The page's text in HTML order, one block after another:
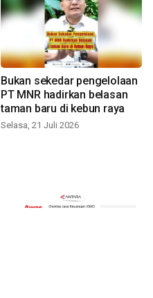
Bukan sekedar pengelolaan
PT MNR hadirkan belasan
taman baru di kebun raya
Selasa, 21 Juli 2026